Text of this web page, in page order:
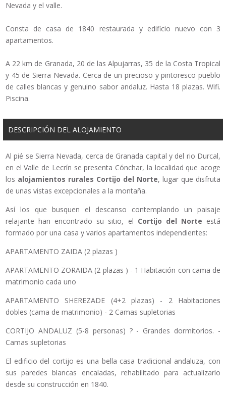
Nevada y el valle.
Consta de casa de 1840 restaurada y edificio nuevo con 3
apartamentos.
A 22 km de Granada, 20 de las Alpujarras, 35 de la Costa Tropical
y 45 de Sierra Nevada. Cerca de un precioso y pintoresco pueblo
de calles blancas y genuino sabor andaluz. Hasta 18 plazas. Wifi.
Piscina.
DESCRIPCIÓN DEL ALOJAMIENTO
Al pié se Sierra Nevada, cerca de Granada capital y del rio Durcal,
en el Valle de Lecrín se presenta Cónchar, la localidad que acoge
los alojamientos rurales Cortijo del Norte, lugar que disfruta
de unas vistas excepcionales a la montaña.
Así los que busquen el descanso contemplando un paisaje
relajante han encontrado su sitio, el Cortijo del Norte está
formado por una casa y varios apartamentos independientes:
APARTAMENTO ZAIDA (2 plazas )
APARTAMENTO ZORAIDA (2 plazas ) - 1 Habitación con cama de
matrimonio cada uno
APARTAMENTO SHEREZADE (4+2 plazas) - 2 Habitaciones
dobles (cama de matrimonio) - 2 Camas supletorias
CORTIJO ANDALUZ (5-8 personas) ? - Grandes dormitorios. -
Camas supletorias
El edificio del cortijo es una bella casa tradicional andaluza, con
sus paredes blancas encaladas, rehabilitado para actualizarlo
desde su construcción en 1840.